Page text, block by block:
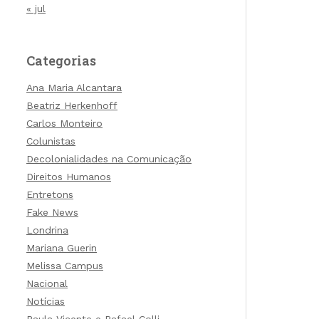
« jul
Categorias
Ana Maria Alcantara
Beatriz Herkenhoff
Carlos Monteiro
Colunistas
Decolonialidades na Comunicação
Direitos Humanos
Entretons
Fake News
Londrina
Mariana Guerin
Melissa Campus
Nacional
Notícias